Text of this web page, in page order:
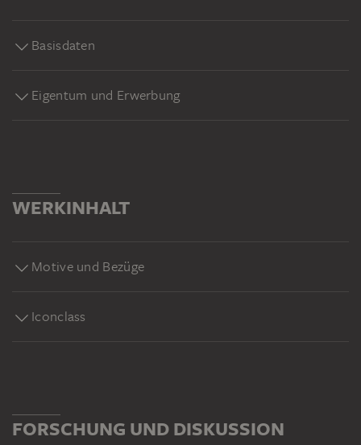
Basisdaten
Eigentum und Erwerbung
WERKINHALT
Motive und Bezüge
Iconclass
FORSCHUNG UND DISKUSSION